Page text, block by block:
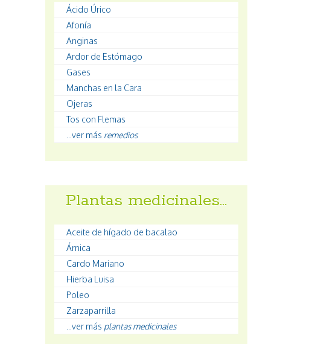
Ácido Úrico
Afonía
Anginas
Ardor de Estómago
Gases
Manchas en la Cara
Ojeras
Tos con Flemas
...ver más remedios
Plantas medicinales…
Aceite de hígado de bacalao
Árnica
Cardo Mariano
Hierba Luisa
Poleo
Zarzaparrilla
...ver más plantas medicinales